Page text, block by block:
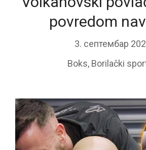
povredom
3. септембар
Boks, Borilački